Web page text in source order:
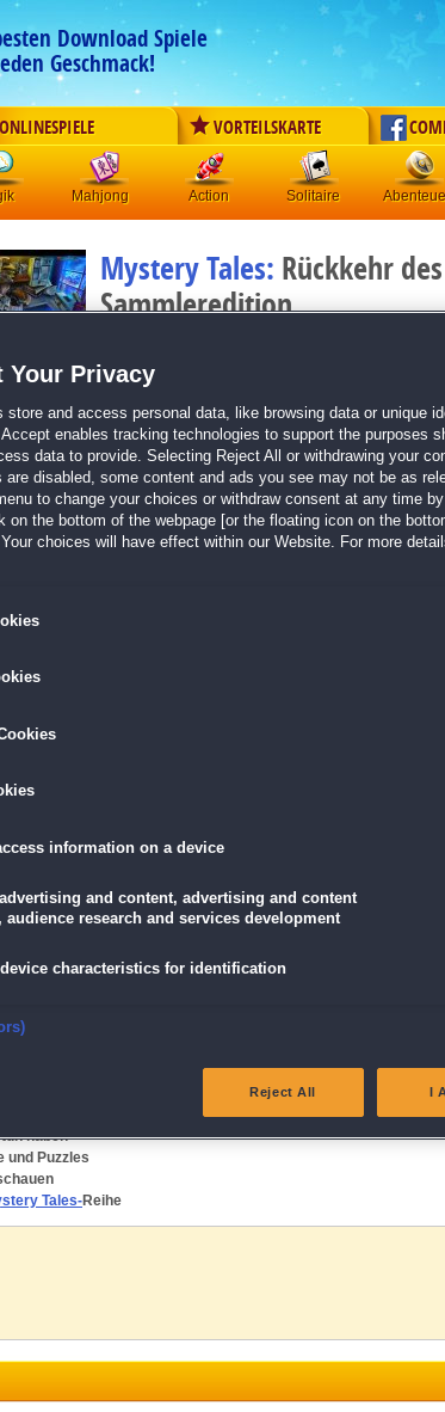
Download Spiele
Geschmack!
ONLINESPIELE VORTEILSKARTE
Mahjong Action Solitaire
Mystery Tales: Rückkehr
Sammleredition
Wimmelbild | Größe: 1451.6 MB
Finde heraus, was die Selbstmorde mit dem
Spiele dich durch zahlreiche Wimmelbilder,
Nutze deine magische Kraft in die
Stürze dich in den neuen Wimmelbild-Kracher
teste es 60 Minuten lang kostenlos!
Verlagshaus mitten in der Stadt geschehen zahlreiche
dass ein neues Buch etwas damit zu tun hat. Nutze deine
sich hat! Bist du bereit für einen neuenWimmelbild
haben
und Puzzles
Tales-Reihe
Your Privacy
store and access personal data, like browsing data or unique
enables tracking technologies to support the purposes
data to provide. Selecting Reject All or withdrawing your
disabled, some content and ads you see may not be as
to change your choices or withdraw consent at any time
on the bottom of the webpage [or the floating icon on the
choices will have effect within our Website. For more
information on a device
and content, advertising and content
audience research and services development
characteristics for identification
prevent and detect fraud, and fix errors
data from other data sources
privacy choices
Reject All I